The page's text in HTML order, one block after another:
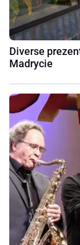
Diverse
Madrycie